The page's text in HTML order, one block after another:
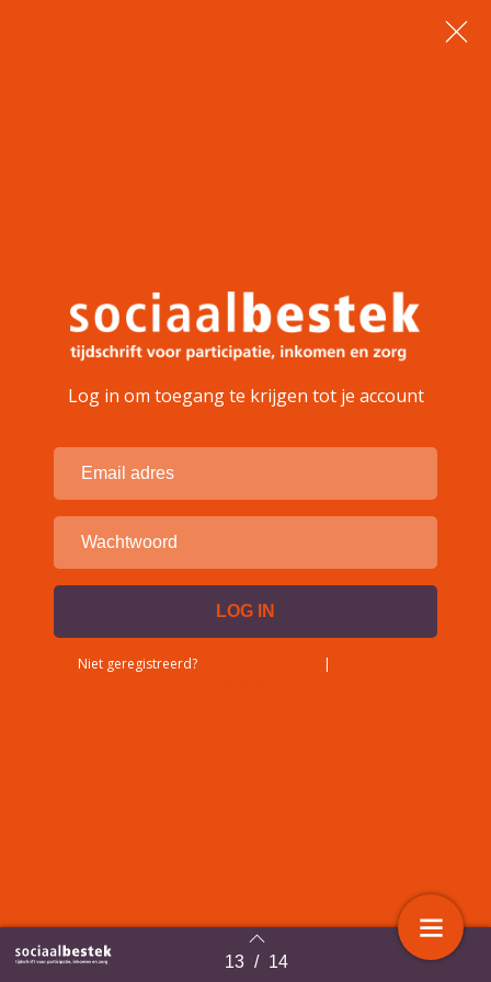
Terug naar overzicht 13 / 14
Log in om toegang te krijgen tot je account
Niet geregistreerd? |